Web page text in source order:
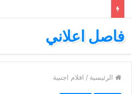
فاصل اعلاني
الرئيسية / افلام اجنبية